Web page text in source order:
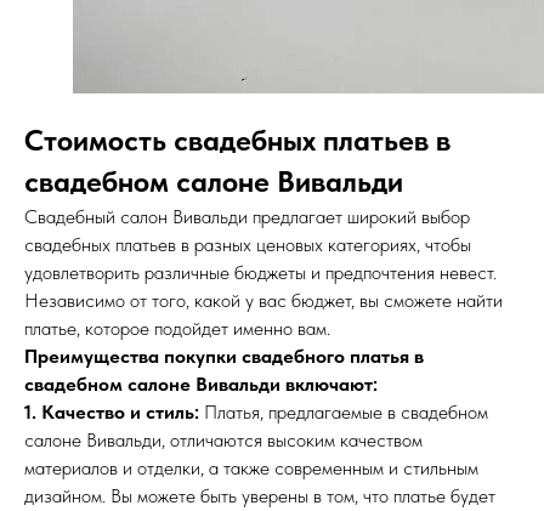
Стоимость свадебных платьев в
свадебном салоне Вивальди
Свадебный салон Вивальди предлагает широкий выбор
свадебных платьев в разных ценовых категориях, чтобы
удовлетворить различные бюджеты и предпочтения невест.
Независимо от того, какой у вас бюджет, вы сможете найти
платье, которое подойдет именно вам.
Преимущества покупки свадебного платья в
свадебном салоне Вивальди включают:
1. Качество и стиль: Платья, предлагаемые в свадебном
салоне Вивальди, отличаются высоким качеством
материалов и отделки, а также современным и стильным
дизайном. Вы можете быть уверены в том, что платье будет